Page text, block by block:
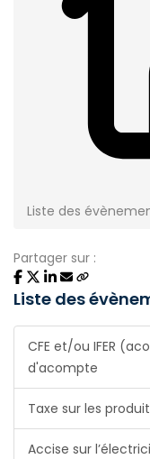
Liste des
Partager sur :
Liste des
CFE et/ou IFER
d'acompte
Taxe sur les
Accise sur